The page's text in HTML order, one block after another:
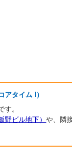
タイム Ⅰ）
。
野ビル地下）や、隣